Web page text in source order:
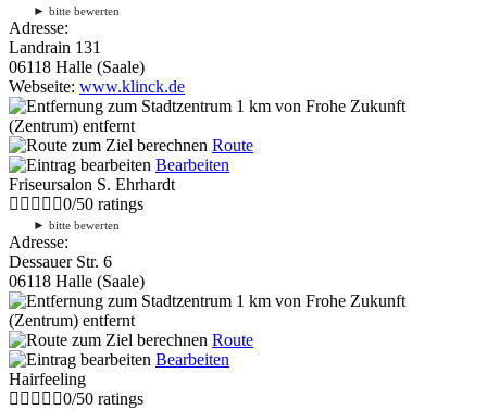
► bitte bewerten
Adresse:
Landrain 131
06118 Halle (Saale)
Webseite: www.klinck.de
1 km von Frohe Zukunft
(Zentrum) entfernt
Route
Bearbeiten
Friseursalon S. Ehrhardt
0/50 ratings
► bitte bewerten
Adresse:
Dessauer Str. 6
06118 Halle (Saale)
1 km von Frohe Zukunft
(Zentrum) entfernt
Route
Bearbeiten
Hairfeeling
0/50 ratings